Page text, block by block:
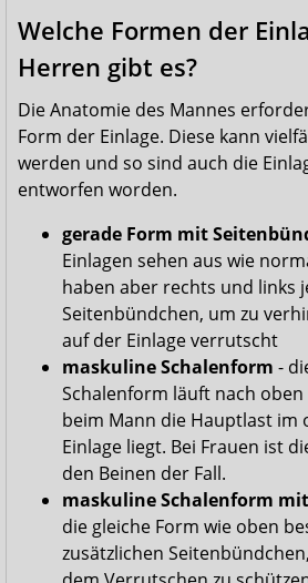
Welche Formen der
Herren gibt es?
Die Anatomie des Mannes
Form der Einlage. Diese kann
werden und so sind auch die
entworfen worden.
gerade Form mit
Einlagen sehen aus wie
haben aber rechts und links
Seitenbündchen, um zu
auf der Einlage verrutscht
maskuline Schalenform -
Schalenform läuft nach
beim Mann die Hauptlast im
Einlage liegt. Bei Frauen ist
den Beinen der Fall.
maskuline Schalenform
die gleiche Form wie oben
zusätzlichen